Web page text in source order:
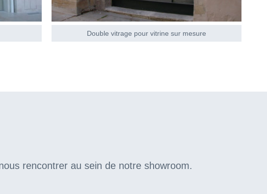
Double vitrage pour vitrine sur mesure
rencontrer au sein de notre showroom.